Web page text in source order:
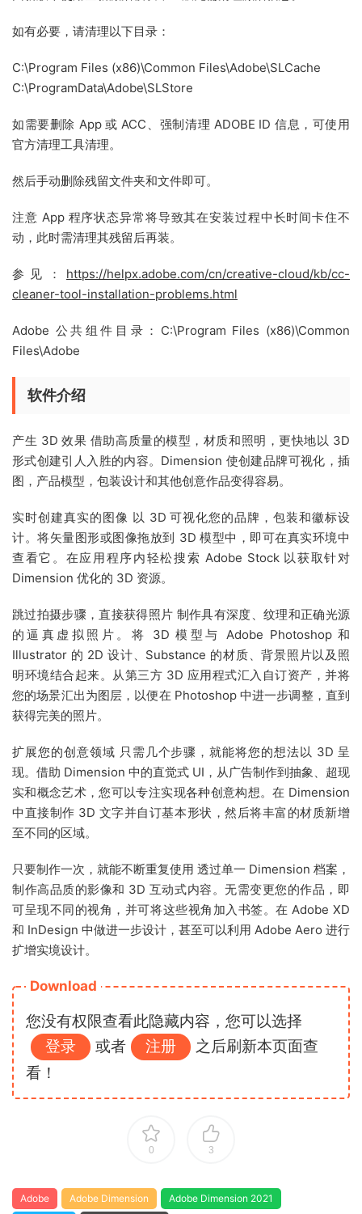
如有必要，请清理以下目录：
C:\Program Files (x86)\Common Files\Adobe\SLCache
C:\ProgramData\Adobe\SLStore
如需要删除 App 或 ACC、强制清理 ADOBE ID 信息，可使用
官方清理工具清理。
然后手动删除残留文件夹和文件即可。
注意 App 程序状态异常将导致其在安装过程中长时间卡住不
动，此时需清理其残留后再装。
参见： https://helpx.adobe.com/cn/creative-cloud/kb/cc-
cleaner-tool-installation-problems.html
Adobe 公共组件目录：C:\Program Files (x86)\Common
Files\Adobe
软件介绍
产生 3D 效果 借助高质量的模型，材质和照明，更快地以 3D
形式创建引人入胜的内容。Dimension 使创建品牌可视化，插
图，产品模型，包装设计和其他创意作品变得容易。
实时创建真实的图像 以 3D 可视化您的品牌，包装和徽标设
计。将矢量图形或图像拖放到 3D 模型中，即可在真实环境中
查看它。在应用程序内轻松搜索 Adobe Stock 以获取针对
Dimension 优化的 3D 资源。
跳过拍摄步骤，直接获得照片 制作具有深度、纹理和正确光源
的逼真虚拟照片。将 3D 模型与 Adobe Photoshop 和
Illustrator 的 2D 设计、Substance 的材质、背景照片以及照
明环境结合起来。从第三方 3D 应用程式汇入自订资产，并将
您的场景汇出为图层，以便在 Photoshop 中进一步调整，直到
获得完美的照片。
扩展您的创意领域 只需几个步骤，就能将您的想法以 3D 呈
现。借助 Dimension 中的直觉式 UI，从广告制作到抽象、超现
实和概念艺术，您可以专注实现各种创意构想。在 Dimension
中直接制作 3D 文字并自订基本形状，然后将丰富的材质新增
至不同的区域。
只要制作一次，就能不断重复使用 透过单一 Dimension 档案，
制作高品质的影像和 3D 互动式内容。无需变更您的作品，即
可呈现不同的视角，并可将这些视角加入书签。在 Adobe XD
和 InDesign 中做进一步设计，甚至可以利用 Adobe Aero 进行
扩增实境设计。
Download
您没有权限查看此隐藏内容，您可以选择
登录
或者 注册
之后刷新本页面查
看！
0 3
Adobe Adobe Dimension
Adobe Dimension 2021